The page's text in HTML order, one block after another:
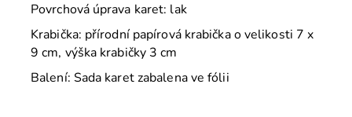
Povrchová úprava karet: lak
Krabička: přírodní papírová krabička o velikosti 7 x
9 cm, výška krabičky 3 cm
Balení: Sada karet zabalena ve fólii